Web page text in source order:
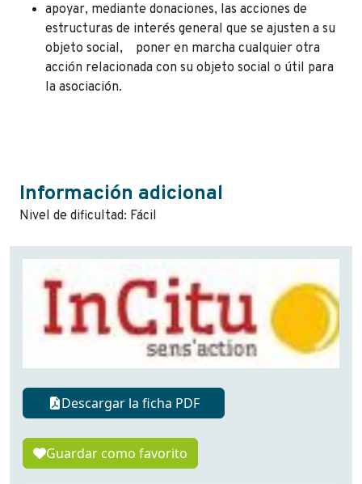
apoyar, mediante donaciones, las acciones de
estructuras de interés general que se ajusten a su
objeto social, poner en marcha cualquier otra
acción relacionada con su objeto social o útil para
la asociación.
Información adicional
Nivel de dificultad: Fácil
Descargar la ficha PDF
Guardar como favorito